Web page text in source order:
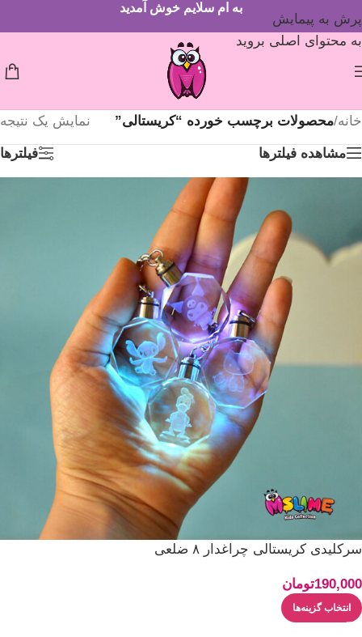
پرش به پیمایش
به محتوای اصلی بروید
به ام سلایم خوش آمدید
خانه/محصولات برچسب خورده “کریستالی” نمایش یک نتیجه
مشاهده فیلترها فیلترها
سرکلیدی کریستالی چراغدار ۸ ضلعی
190,000تومان
انتخاب گزینه‌ها